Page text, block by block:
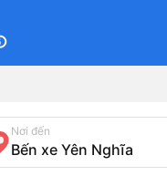
Nơi đến